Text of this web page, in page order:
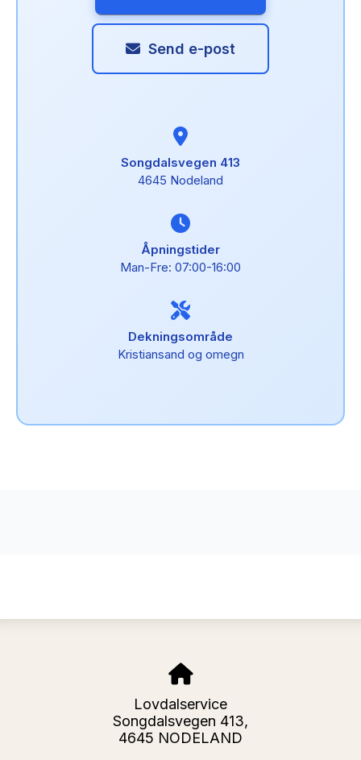
Send e-post
Songdalsvegen 413
4645 Nodeland
Åpningstider
Man-Fre: 07:00-16:00
Dekningsområde
Kristiansand og omegn
Lovdalservice
Songdalsvegen 413,
4645 NODELAND